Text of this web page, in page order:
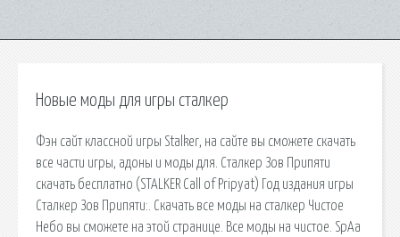
Новые моды для игры сталкер
Фэн сайт классной игры Stalker, на сайте вы сможете скачать
все части игры, адоны и моды для. Сталкер Зов Припяти
скачать бесплатно (STALKER Call of Pripyat) Год издания игры
Сталкер Зов Припяти:. Скачать все моды на сталкер Чистое
Небо вы сможете на этой странице. Все моды на чистое. SpAa